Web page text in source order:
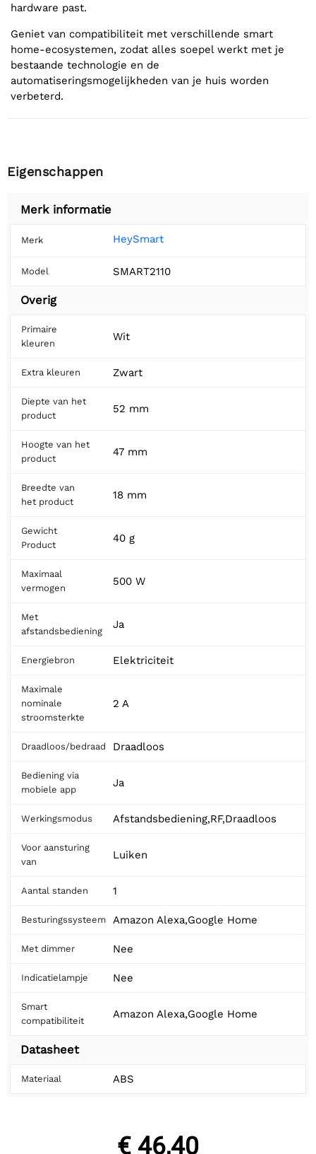
hardware past.
Geniet van compatibiliteit met verschillende smart
home-ecosystemen, zodat alles soepel werkt met je
bestaande technologie en de
automatiseringsmogelijkheden van je huis worden
verbeterd.
Eigenschappen
Merk informatie
Merk HeySmart
Model SMART2110
Overig
Primaire
kleuren
Wit
Extra kleuren Zwart
Diepte van het
product
52 mm
Hoogte van het
product
47 mm
Breedte van
het product
18 mm
Gewicht
Product
40 g
Maximaal
vermogen
500 W
Met
afstandsbediening
Ja
Energiebron Elektriciteit
Maximale
nominale
stroomsterkte
2 A
Draadloos/bedraad Draadloos
Bediening via
mobiele app
Ja
Werkingsmodus Afstandsbediening,RF,Draadloos
Voor aansturing
van
Luiken
Aantal standen 1
Besturingssysteem Amazon Alexa,Google Home
Met dimmer Nee
Indicatielampje Nee
Smart
compatibiliteit
Amazon Alexa,Google Home
Datasheet
Materiaal ABS
€ 46,40